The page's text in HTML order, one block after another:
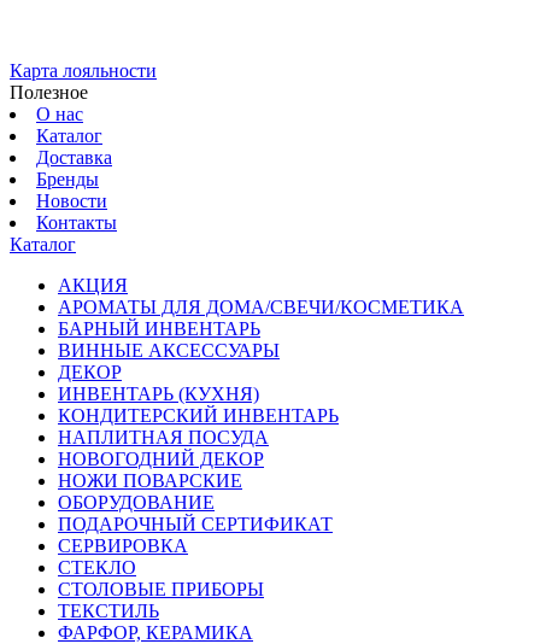
Карта лояльности
Полезное
О нас
Каталог
Доставка
Бренды
Новости
Контакты
Каталог
АКЦИЯ
АРОМАТЫ ДЛЯ ДОМА/СВЕЧИ/КОСМЕТИКА
БАРНЫЙ ИНВЕНТАРЬ
ВИННЫЕ АКСЕССУАРЫ
ДЕКОР
ИНВЕНТАРЬ (КУХНЯ)
КОНДИТЕРСКИЙ ИНВЕНТАРЬ
НАПЛИТНАЯ ПОСУДА
НОВОГОДНИЙ ДЕКОР
НОЖИ ПОВАРСКИЕ
ОБОРУДОВАНИЕ
ПОДАРОЧНЫЙ СЕРТИФИКАТ
СЕРВИРОВКА
СТЕКЛО
СТОЛОВЫЕ ПРИБОРЫ
ТЕКСТИЛЬ
ФАРФОР, КЕРАМИКА